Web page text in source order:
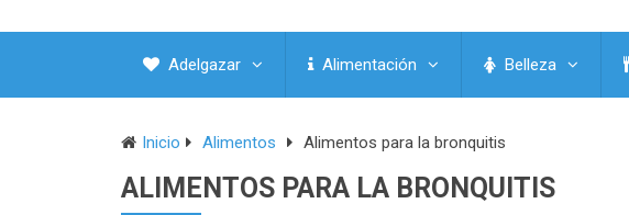
Adelgazar Alimentación Belleza
Inicio Alimentos Alimentos para la bronquitis
ALIMENTOS PARA LA BRONQUITIS